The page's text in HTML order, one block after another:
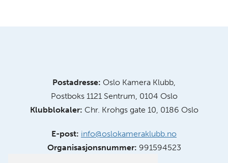
Postadresse: Oslo Kamera Klubb,
Postboks 1121 Sentrum, 0104 Oslo
Klubblokaler: Chr. Krohgs gate 10, 0186 Oslo
E-post: info@oslokameraklubb.no
Organisasjonsnummer: 991594523